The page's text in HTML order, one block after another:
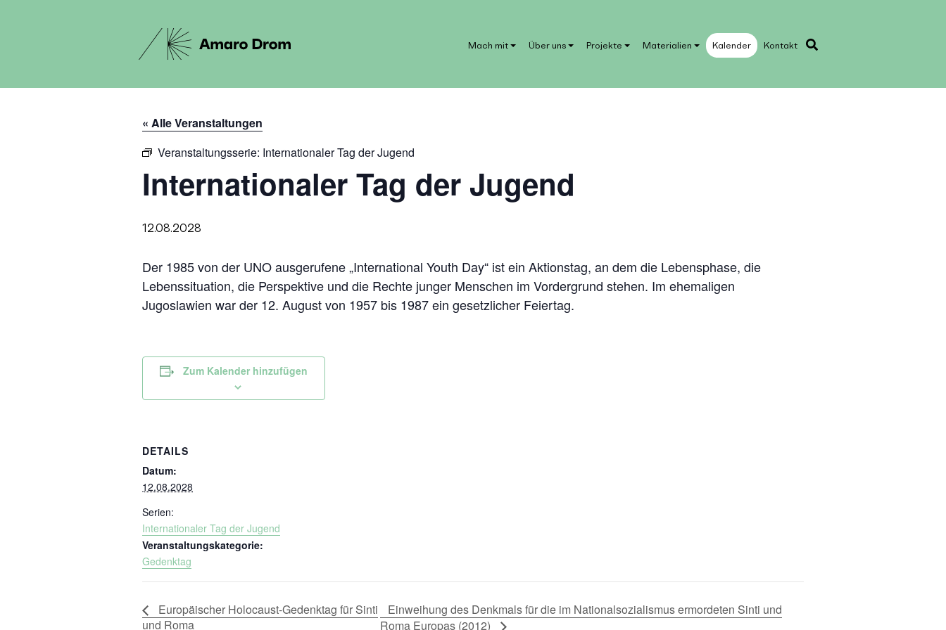
Mach mit Über uns Projekte Materialien Kalender Kontakt
« Alle Veranstaltungen
Veranstaltungsserie: Internationaler Tag der Jugend
Internationaler Tag der Jugend
12.08.2028
Der 1985 von der UNO ausgerufene „International Youth Day“ ist ein Aktionstag, an dem die Lebensphase, die
Lebenssituation, die Perspektive und die Rechte junger Menschen im Vordergrund stehen. Im ehemaligen
Jugoslawien war der 12. August von 1957 bis 1987 ein gesetzlicher Feiertag.
Zum Kalender hinzufügen
DETAILS
Datum:
12.08.2028
Serien:
Internationaler Tag der Jugend
Veranstaltungskategorie:
Gedenktag
Europäischer Holocaust-Gedenktag für Sinti
und Roma
Einweihung des Denkmals für die im Nationalsozialismus ermordeten Sinti und
Roma Europas (2012)